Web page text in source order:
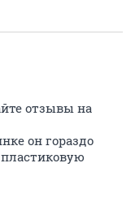
отзывы на
он гораздо